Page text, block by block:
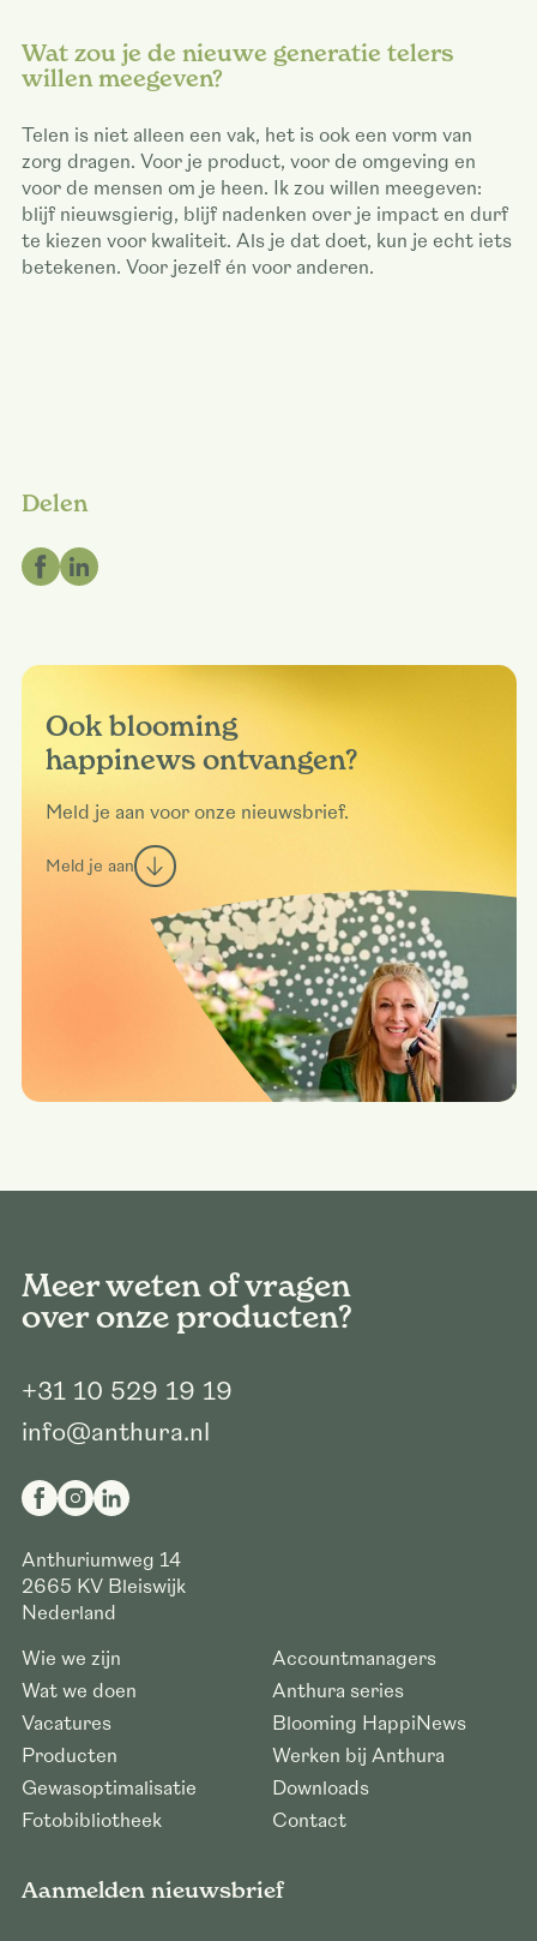
Wat zou je de nieuwe generatie telers
willen meegeven?
Telen is niet alleen een vak, het is ook een vorm van
zorg dragen. Voor je product, voor de omgeving en
voor de mensen om je heen. Ik zou willen meegeven:
blijf nieuwsgierig, blijf nadenken over je impact en durf
te kiezen voor kwaliteit. Als je dat doet, kun je echt iets
betekenen. Voor jezelf én voor anderen.
Delen
Ook blooming
happinews ontvangen?
Meld je aan voor onze nieuwsbrief.
Meld je aan
Meer weten of vragen
over onze producten?
+31 10 529 19 19
info@anthura.nl
Anthuriumweg 14
2665 KV Bleiswijk
Nederland
Wie we zijn
Wat we doen
Vacatures
Producten
Gewasoptimalisatie
Fotobibliotheek
Accountmanagers
Anthura series
Blooming HappiNews
Werken bij Anthura
Downloads
Contact
Aanmelden nieuwsbrief